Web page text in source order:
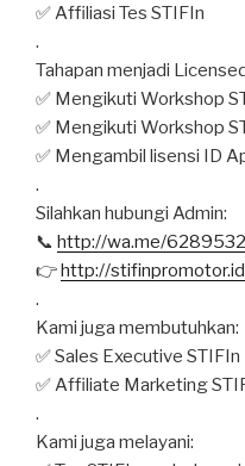
✅ Affiliasi Tes STIFIn
.
Tahapan menjadi
✅ Mengikuti Workshop
✅ Mengikuti Workshop
✅ Mengambil lisensi ID
.
Silahkan hubungi Admin:
📞 http://wa.me/
👉http://stifinpromotor.id
.
Kami juga membutuhkan:
✅ Sales Executive STIFIn
✅ Affiliate Marketing
.
Kami juga melayani: